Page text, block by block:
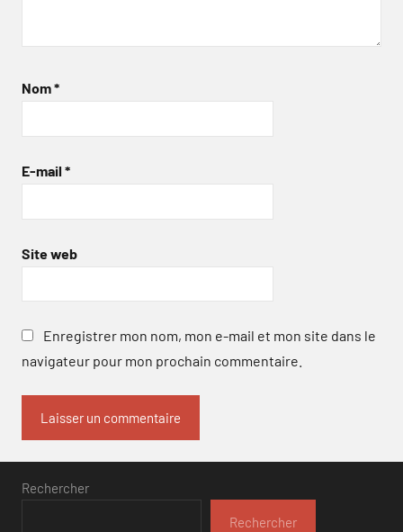
Nom*
E-mail *
Site web
Enregistrer mon nom, mon e-mail et mon site dans le
navigateur pour mon prochain commentaire.
Rechercher
Rechercher